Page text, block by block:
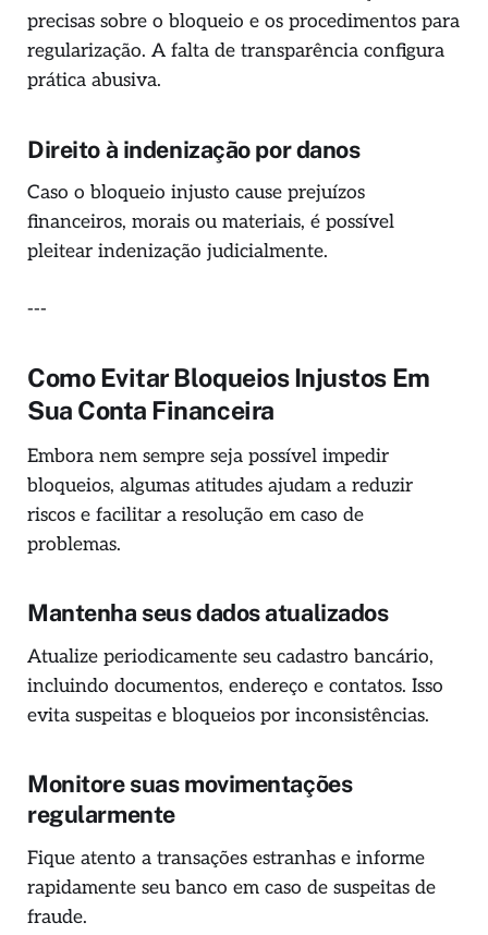
precisas sobre o bloqueio e os procedimentos para
regularização. A falta de transparência configura
prática abusiva.
Direito à indenização por danos
Caso o bloqueio injusto cause prejuízos
financeiros, morais ou materiais, é possível
pleitear indenização judicialmente.
---
Como Evitar Bloqueios Injustos Em
Sua Conta Financeira
Embora nem sempre seja possível impedir
bloqueios, algumas atitudes ajudam a reduzir
riscos e facilitar a resolução em caso de
problemas.
Mantenha seus dados atualizados
Atualize periodicamente seu cadastro bancário,
incluindo documentos, endereço e contatos. Isso
evita suspeitas e bloqueios por inconsistências.
Monitore suas movimentações
regularmente
Fique atento a transações estranhas e informe
rapidamente seu banco em caso de suspeitas de
fraude.